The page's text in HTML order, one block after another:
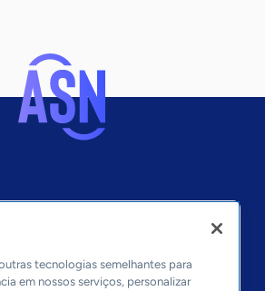
tecnologias semelhantes para
em nossos serviços, personalizar